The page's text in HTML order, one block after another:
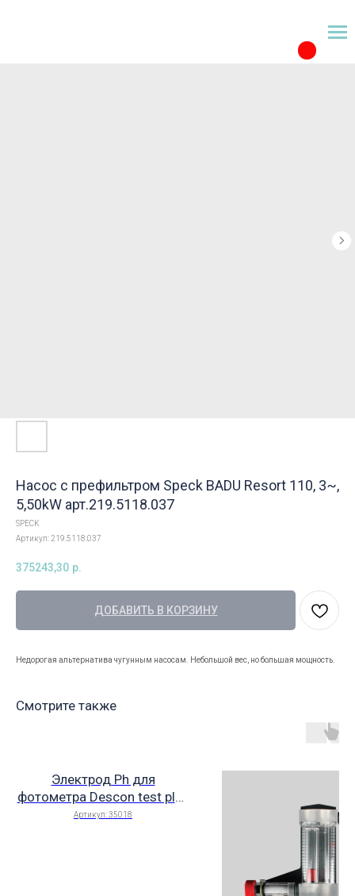
Насос с префильтром Speck BADU Resort 110, 3~,
5,50kW арт.219.5118.037
SPECK
Артикул: 219.5118.037
375243,30 р.
ДОБАВИТЬ В КОРЗИНУ
Недорогая альтернатива чугунным насосам. Небольшой вес, но большая мощность.
Смотрите также
Электрод Ph для
фотометра Descon test plus
арт.35018
Артикул:35018